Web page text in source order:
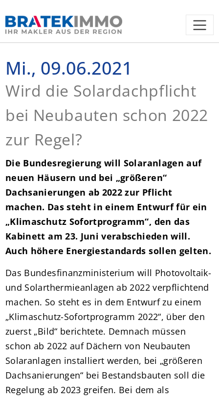
Mi., 09.06.2021
Wird die Solardachpflicht
bei Neubauten schon 2022
zur Regel?
Die Bundesregierung will Solaranlagen auf
neuen Häusern und bei „größeren“
Dachsanierungen ab 2022 zur Pflicht
machen. Das steht in einem Entwurf für ein
„Klimaschutz Sofortprogramm“, den das
Kabinett am 23. Juni verabschieden will.
Auch höhere Energiestandards sollen gelten.
Das Bundesfinanzministerium will Photovoltaik-
und Solarthermieanlagen ab 2022 verpflichtend
machen. So steht es in dem Entwurf zu einem
„Klimaschutz-Sofortprogramm 2022“, über den
zuerst „Bild“ berichtete. Demnach müssen
schon ab 2022 auf Dächern von Neubauten
Solaranlagen installiert werden, bei „größeren
Dachsanierungen“ bei Bestandsbauten soll die
Regelung ab 2023 greifen. Bei dem als